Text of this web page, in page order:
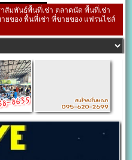
สัมพันธ์พื้นที่เช่า ตลาดนัด พื้นที่เช่า
ยของ พื้นที่เช่า ที่ขายของ แฟรนไชส์